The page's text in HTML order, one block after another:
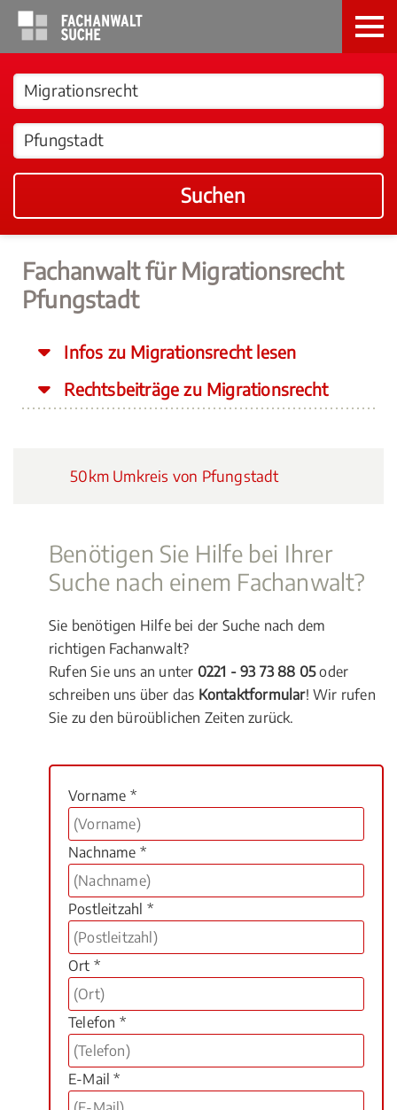
Suchen
Fachanwalt für Migrationsrecht
Pfungstadt
Infos zu Migrationsrecht lesen
Rechtsbeiträge zu Migrationsrecht
50km Umkreis von Pfungstadt
Benötigen Sie Hilfe bei Ihrer
Suche nach einem Fachanwalt?
Sie benötigen Hilfe bei der Suche nach dem
richtigen Fachanwalt?
Rufen Sie uns an unter 0221 - 93 73 88 05oder
schreiben uns über das Kontaktformular! Wir rufen
Sie zu den büroüblichen Zeiten zurück.
Vorname *
Nachname *
Postleitzahl *
Ort *
Telefon *
E-Mail *